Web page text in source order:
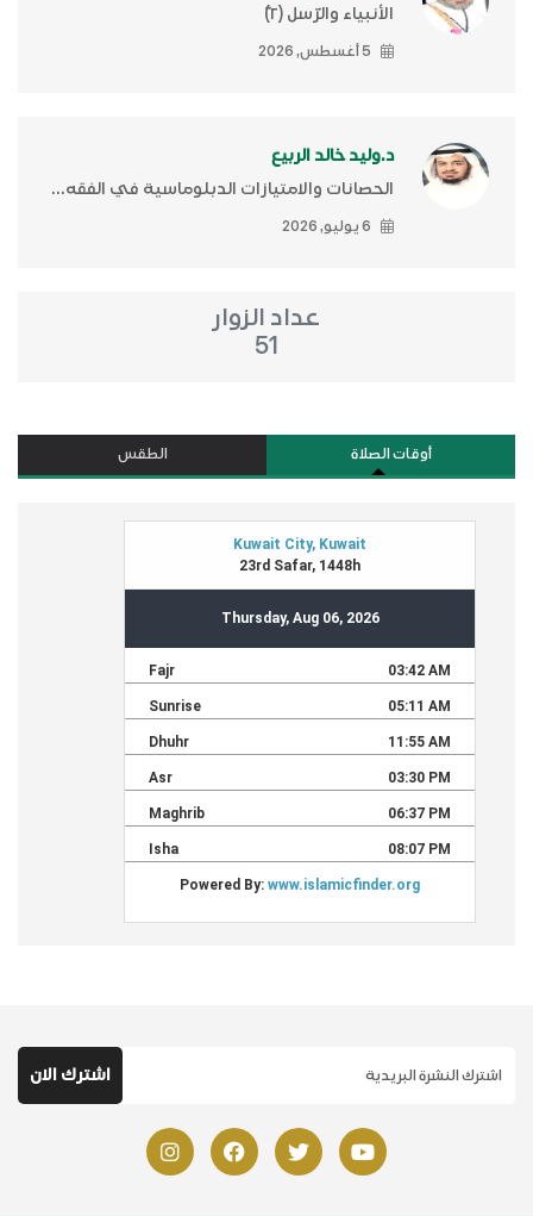
الأنبياء والرّسل (٢)ّ
5 أغسطس, 2026
د.وليد خالد الربيع
الحصانات والامتيازات الدبلوماسية في الفقه...
6 يوليو, 2026
عداد الزوار
51
أوقات الصلاة الطقس